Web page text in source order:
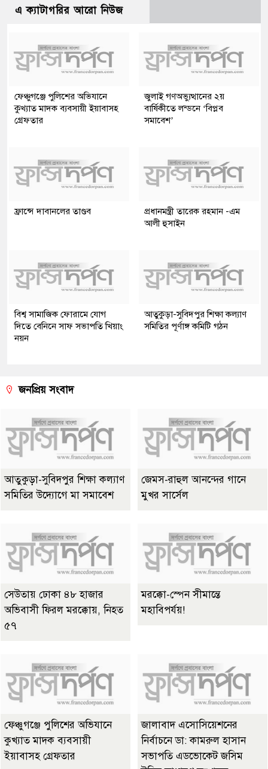
এ ক্যাটাগরির আরো নিউজ
ফেঞ্চুগঞ্জে পুলিশের অভিযানে
কুখ্যাত মাদক ব্যবসায়ী ইয়াবাসহ
গ্রেফতার
জুলাই গণঅভ্যুত্থানের ২য়
বার্ষিকীতে লন্ডনে ‘বিপ্লব
সমাবেশ’
ফ্রান্সে দাবানলের তাণ্ডব
প্রধানমন্ত্রী তারেক রহমান -এম
আলী হুসাইন
বিশ্ব সামাজিক ফোরামে যোগ
দিতে বেনিনে সাফ সভাপতি খিয়াং
নয়ন
আতুকুড়া-সুবিদপুর শিক্ষা কল্যাণ
সমিতির পূর্ণাঙ্গ কমিটি গঠন
জনপ্রিয় সংবাদ
আতুকুড়া-সুবিদপুর শিক্ষা কল্যাণ
সমিতির উদ্যোগে মা সমাবেশ
জেমস-রাহুল আনন্দের গানে
মুখর সার্সেল
সেউতায় ঢোকা ৪৮ হাজার
অভিবাসী ফিরল মরক্কোয়, নিহত
৫৭
মরক্কো-স্পেন সীমান্তে
মহাবিপর্যয়!
ফেঞ্চুগঞ্জে পুলিশের অভিযানে
কুখ্যাত মাদক ব্যবসায়ী
ইয়াবাসহ গ্রেফতার
জালাবাদ এসোসিয়েশনের
নির্বাচনে ডা: কামরুল হাসান
সভাপতি এডভোকেট জসিম